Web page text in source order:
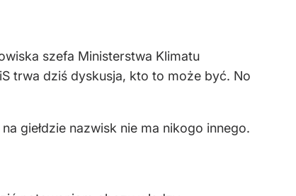
szefa Ministerstwa Klimatu
trwa dziś dyskusja, kto to może być. No
giełdzie nazwisk nie ma nikogo innego.